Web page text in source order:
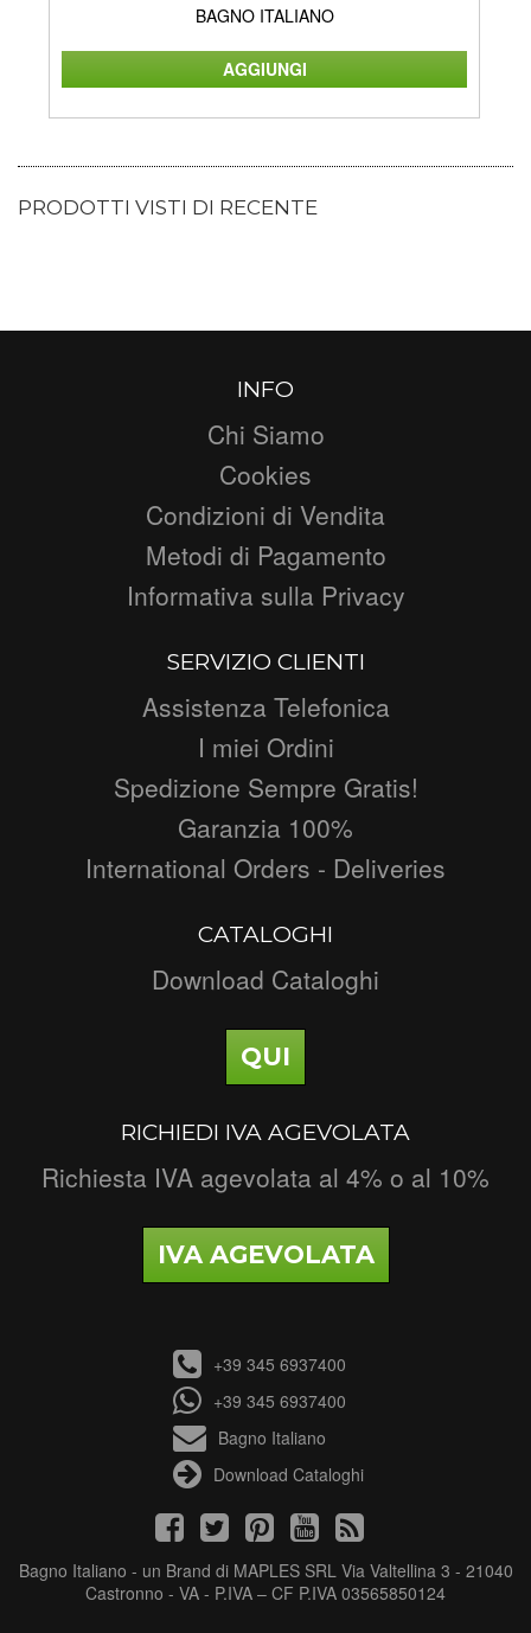
BAGNO ITALIANO
PRODOTTI VISTI DI RECENTE
INFO
Chi Siamo
Cookies
Condizioni di Vendita
Metodi di Pagamento
Informativa sulla Privacy
SERVIZIO CLIENTI
Assistenza Telefonica
I miei Ordini
Spedizione Sempre Gratis!
Garanzia 100%
International Orders - Deliveries
CATALOGHI
Download Cataloghi
QUI
RICHIEDI IVA AGEVOLATA
Richiesta IVA agevolata al 4% o al 10%
IVA AGEVOLATA
+39 345 6937400
+39 345 6937400
Bagno Italiano
Download Cataloghi
Bagno Italiano - un Brand di MAPLES SRL Via Valtellina 3 - 21040
Castronno - VA - P.IVA – CF P.IVA 03565850124